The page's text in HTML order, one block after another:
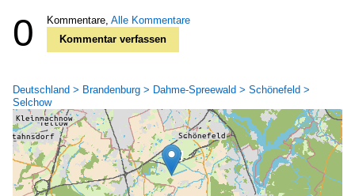
0 Kommentare, Alle Kommentare
Kommentar verfassen
Deutschland > Brandenburg > Dahme-Spreewald > Schönefeld >
Selchow